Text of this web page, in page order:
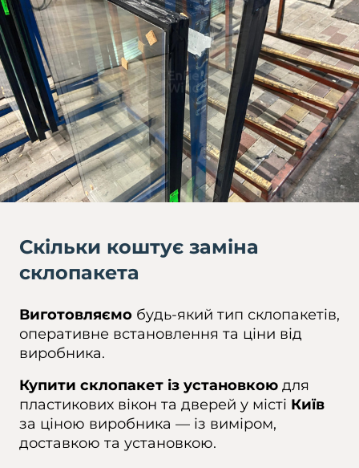
Скільки коштує заміна
склопакета
Виготовляємо будь-який тип склопакетів,
оперативне встановлення та ціни від
виробника.
Купити склопакет із установкою для
пластикових вікон та дверей у місті Київ
за ціною виробника — із виміром,
доставкою та установкою.